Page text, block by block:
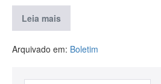
Leia mais
Arquivado em: Boletim